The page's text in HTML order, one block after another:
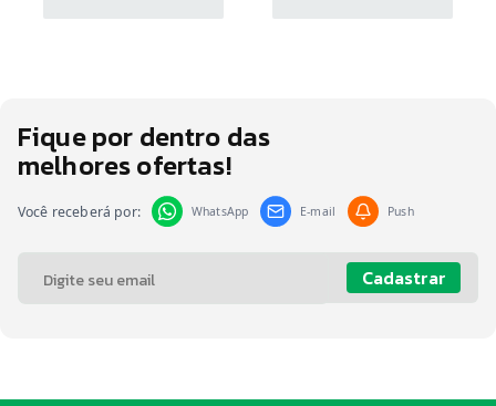
Fique por dentro das
melhores ofertas!
Você receberá por: WhatsApp E-mail Push
Cadastrar